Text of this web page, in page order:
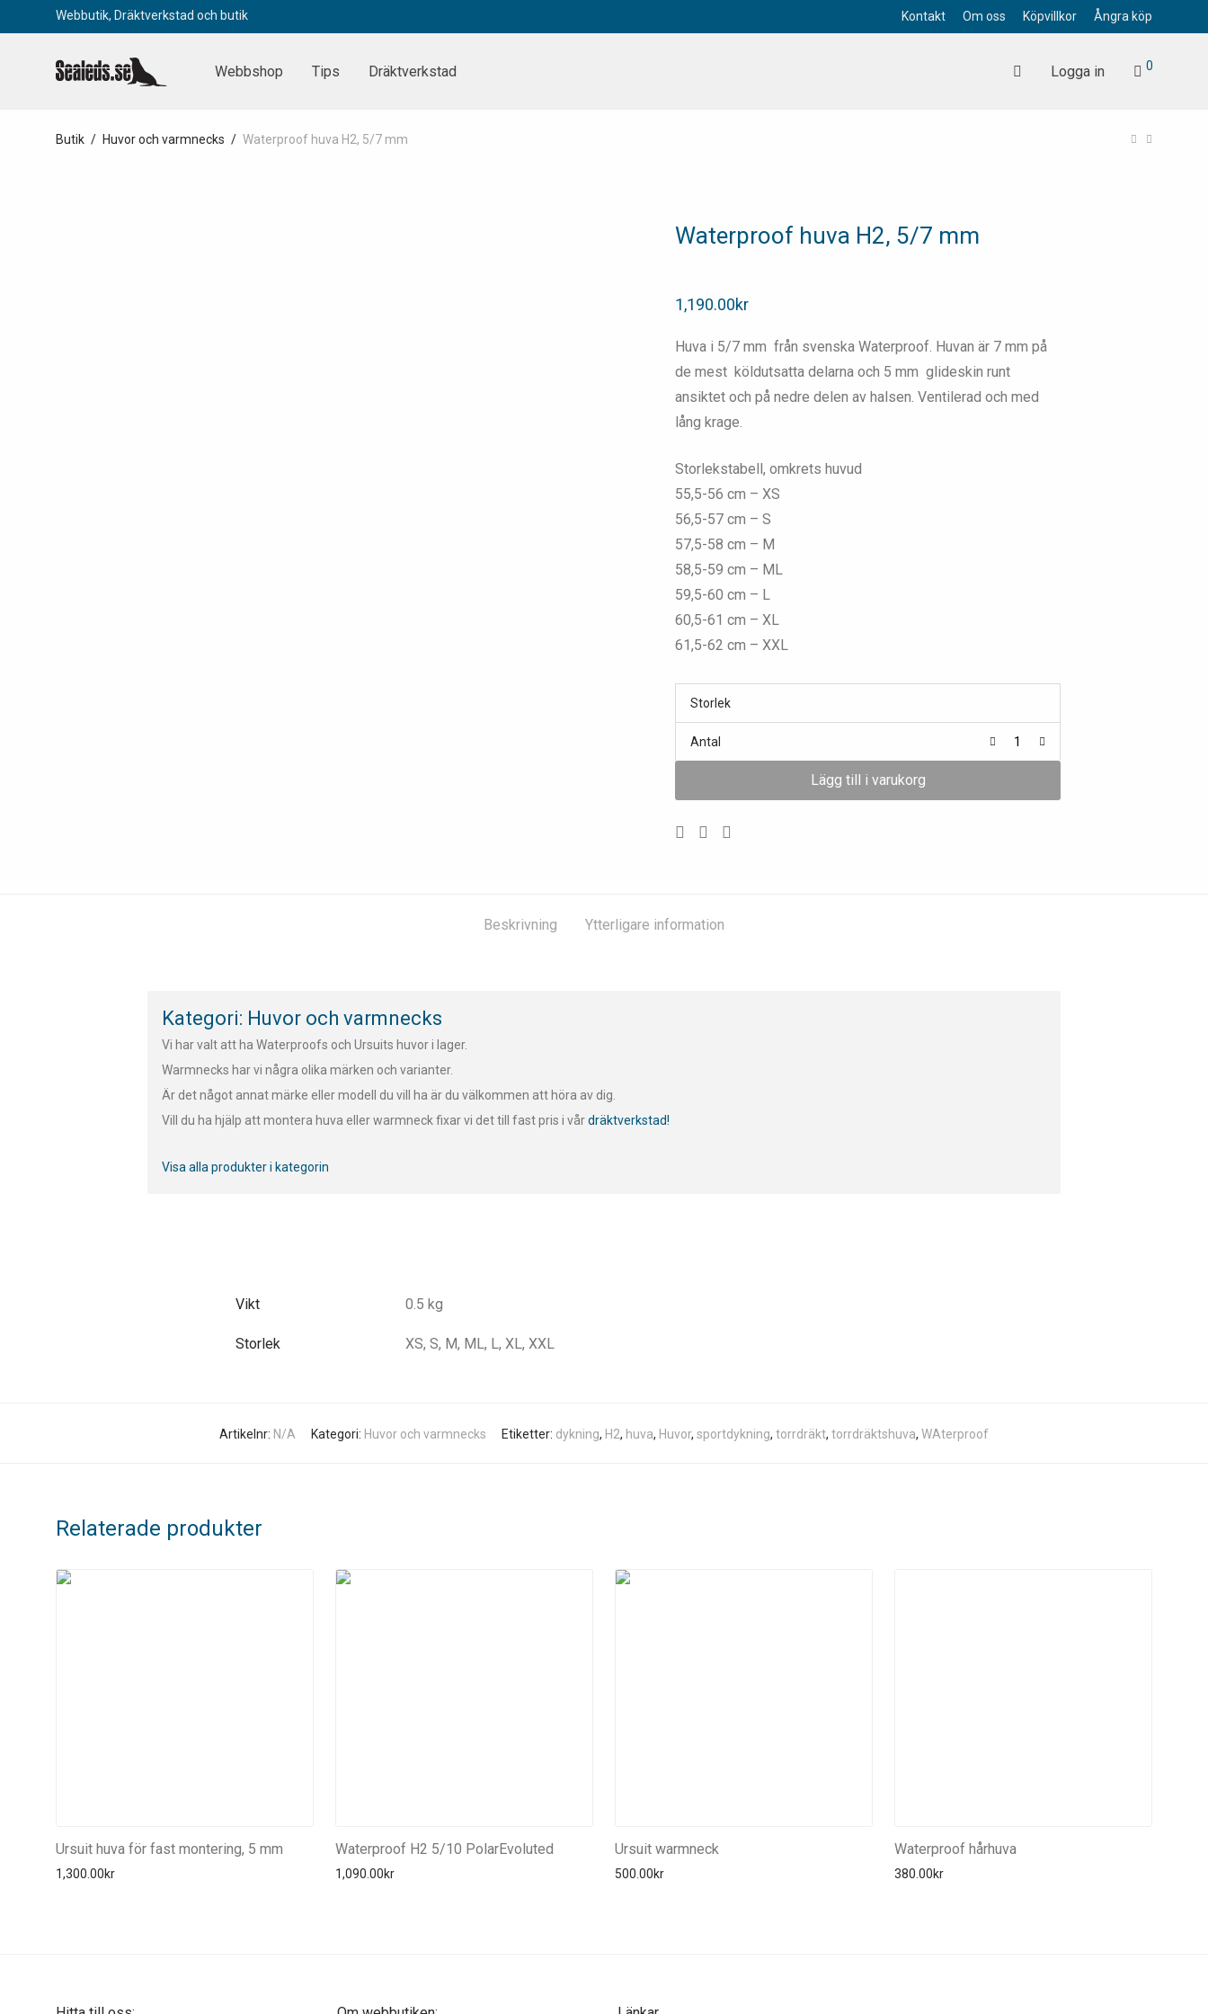
Webbutik, Dräktverkstad och butik Kontakt Om oss Köpvillkor Ångra köp
Webbshop Tips Dräktverkstad Logga in 0
Butik / Huvor och varmnecks / Waterproof huva H2, 5/7 mm
Waterproof huva H2, 5/7 mm
1,190.00kr
Huva i 5/7 mm från svenska Waterproof. Huvan är 7 mm på
de mest köldutsatta delarna och 5 mm glideskin runt
ansiktet och på nedre delen av halsen. Ventilerad och med
lång krage.
Storlekstabell, omkrets huvud
55,5-56 cm – XS
56,5-57 cm – S
57,5-58 cm – M
58,5-59 cm – ML
59,5-60 cm – L
60,5-61 cm – XL
61,5-62 cm – XXL
Storlek
Antal
Lägg till i varukorg
Beskrivning Ytterligare information
Kategori: Huvor och varmnecks
Vi har valt att ha Waterproofs och Ursuits huvor i lager.
Warmnecks har vi några olika märken och varianter.
Är det något annat märke eller modell du vill ha är du välkommen att höra av dig.
Vill du ha hjälp att montera huva eller warmneck fixar vi det till fast pris i vårdräktverkstad!
Visa alla produkter i kategorin
Vikt 0.5 kg
Storlek XS, S, M, ML, L, XL, XXL
Artikelnr: N/A Kategori: Huvor och varmnecks Etiketter: dykning, H2, huva, Huvor, sportdykning, torrdräkt, torrdräktshuva, WAterproof
Relaterade produkter
Ursuit huva för fast montering, 5 mm
1,300.00kr
Waterproof H2 5/10 PolarEvoluted
1,090.00kr
Ursuit warmneck
500.00kr
Waterproof hårhuva
380.00kr